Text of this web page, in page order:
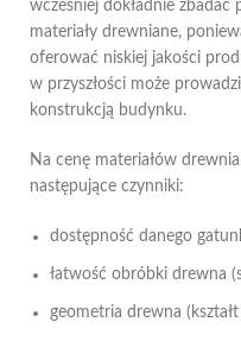
wcześniej dokładnie
materiały drewniane,
oferować niskiej jakości
w przyszłości może
konstrukcją budynku.
Na cenę materiałów
następujące czynniki:
dostępność danego
łatwość obróbki drewna
geometria drewna